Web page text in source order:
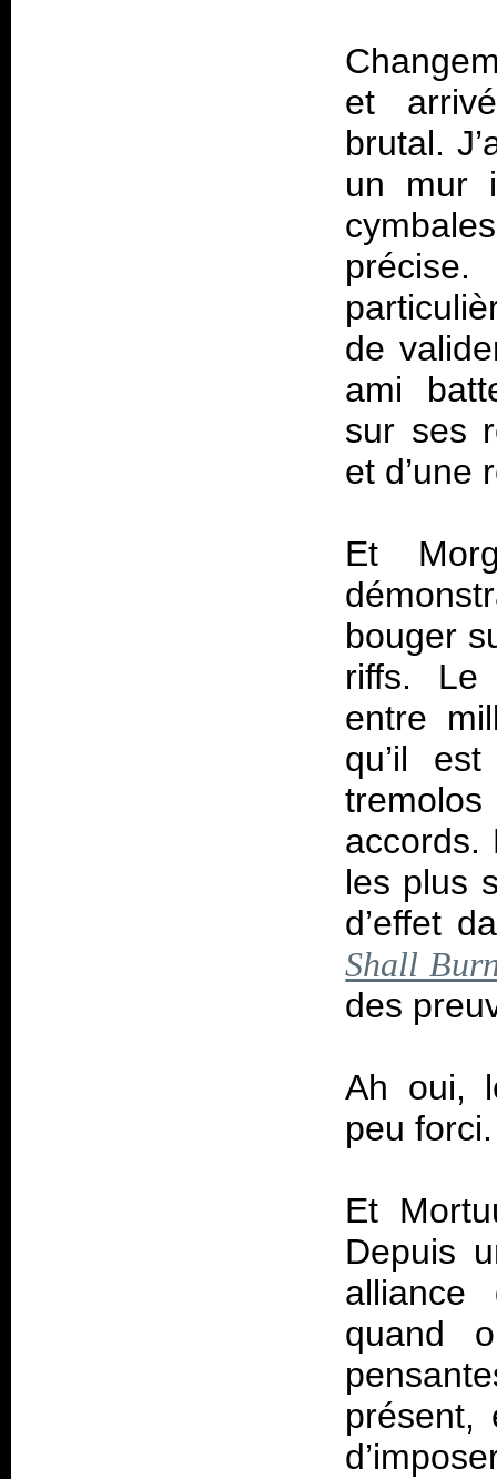
et
brutal.
un mur
de
ami
sur ses
et d’une
Et
bouger
riffs. Le
entre
qu’il
accords.
les plus
d’effet
Shall
des
Ah oui,
peu
Et
Depuis
alliance
quand
présent,